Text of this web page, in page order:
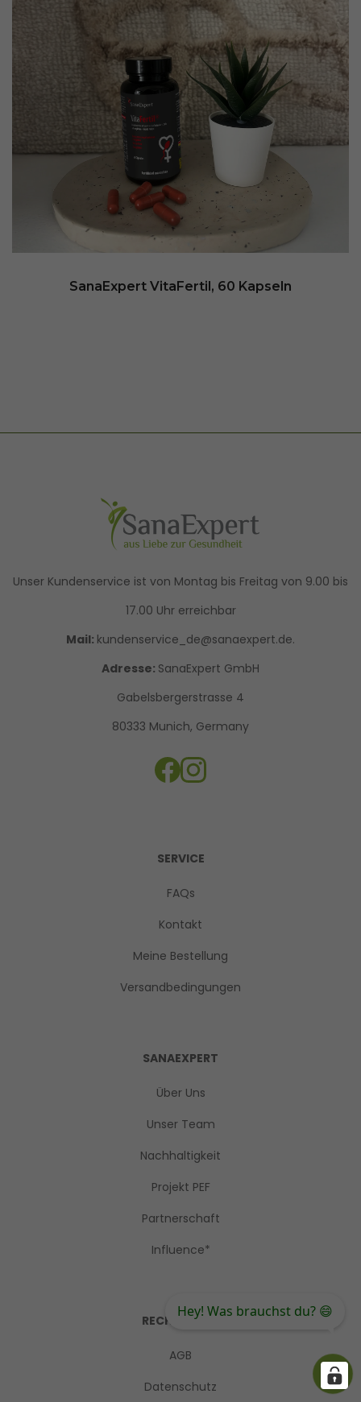
SanaExpert VitaFertil, 60 Kapseln
Unser Kundenservice ist von Montag bis Freitag von 9.00 bis
17.00 Uhr erreichbar
Mail: kundenservice_de@sanaexpert.de.
Adresse: SanaExpert GmbH
Gabelsbergerstrasse 4
80333 Munich, Germany
SERVICE
FAQs
Kontakt
Meine Bestellung
Versandbedingungen
SANAEXPERT
Über Uns
Unser Team
Nachhaltigkeit
Projekt PEF
Partnerschaft
Influence*
RECHTLICHES
AGB
Datenschutz
Hey! Was brauchst du? 😄